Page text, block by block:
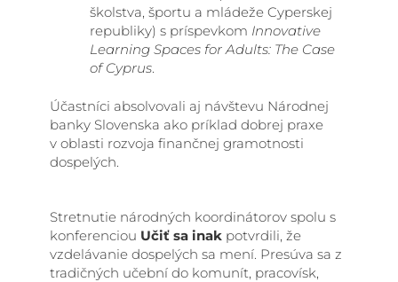
školstva, športu a mládeže Cyperskej
republiky) s príspevkom Innovative
Learning Spaces for Adults: The Case
of Cyprus
Účastníci absolvovali aj návštevu Národnej
banky Slovenska ako príklad dobrej praxe
v oblasti rozvoja finančnej gramotnosti
dospelých.
Stretnutie národných koordinátorov spolu s
konferenciou Učiť sa inak potvrdili, že
vzdelávanie dospelých sa mení. Presúva sa z
tradičných učební do komunít, pracovísk,